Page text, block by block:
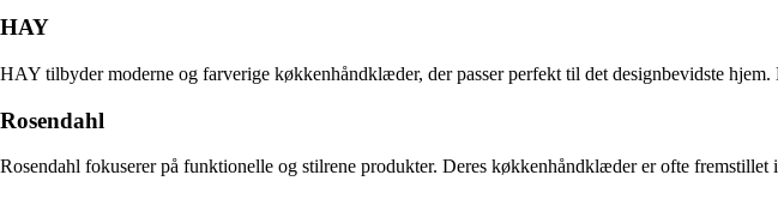
HAY
HAY tilbyder moderne og farverige køkkenhåndklæder, der passer perfekt til det designbevidste
Rosendahl
Rosendahl fokuserer på funktionelle og stilrene produkter. Deres køkkenhåndklæder er ofte